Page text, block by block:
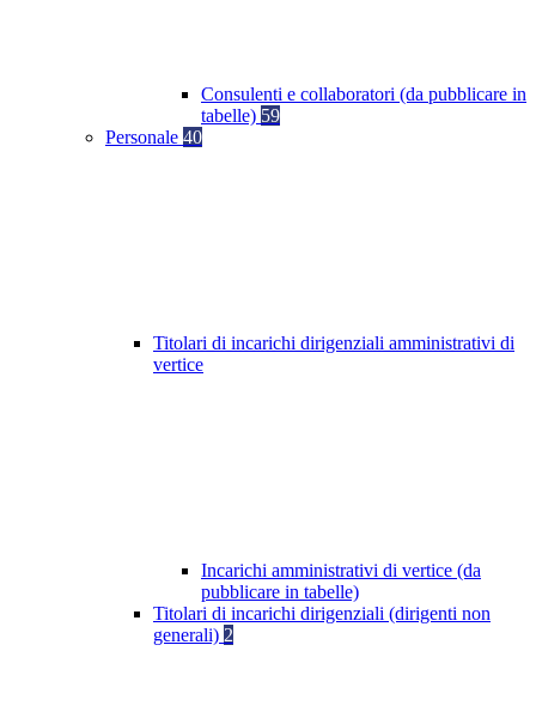
Consulenti e collaboratori (da pubblicare in
tabelle) 59
Personale 40
Titolari di incarichi dirigenziali amministrativi di
vertice
Incarichi amministrativi di vertice (da
pubblicare in tabelle)
Titolari di incarichi dirigenziali (dirigenti non
generali) 2